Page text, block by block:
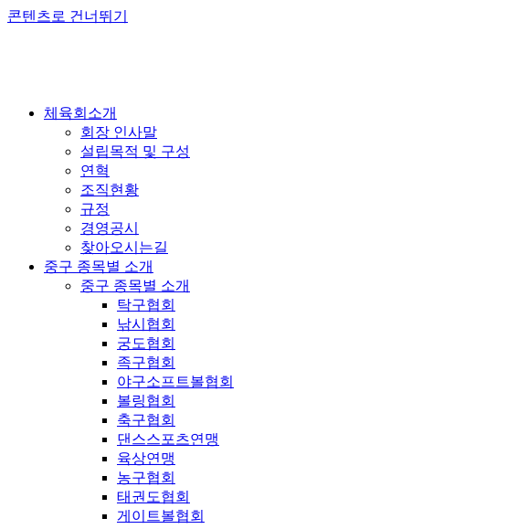
콘텐츠로 건너뛰기
체육회소개
회장 인사말
설립목적 및 구성
연혁
조직현황
규정
경영공시
찾아오시는길
중구 종목별 소개
중구 종목별 소개
탁구협회
낚시협회
궁도협회
족구협회
야구소프트볼협회
볼링협회
축구협회
댄스스포츠연맹
육상연맹
농구협회
태권도협회
게이트볼협회